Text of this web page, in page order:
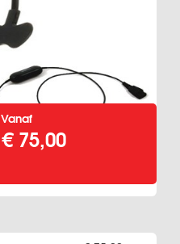
Vanaf
€ 75,00